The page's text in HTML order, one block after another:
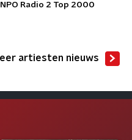
Radio 2 Top 2000
artiesten nieuws